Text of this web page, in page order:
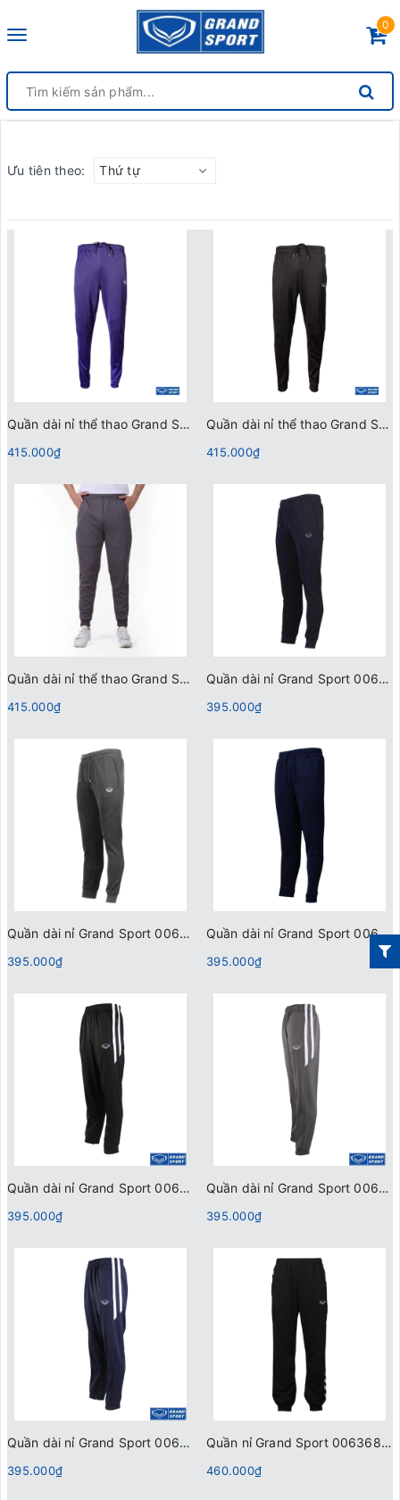
Toggle
0
Ưu tiên theo: Thứ tự
Quần dài nỉ thể thao Grand Sport 006000 Xanh Đen
415.000₫
Quần dài nỉ thể thao Grand Sport 006000 Đen
415.000₫
Quần dài nỉ thể thao Grand Sport 006215 - Xám
415.000₫
Quần dài nỉ Grand Sport 006204 Đen
395.000₫
Quần dài nỉ Grand Sport 006204 Xám
395.000₫
Quần dài nỉ Grand Sport 006204 Xanh Đen
395.000₫
Quần dài nỉ Grand Sport 006373 Đen
395.000₫
Quần dài nỉ Grand Sport 006373 Xám
395.000₫
Quần dài nỉ Grand Sport 006373 Xanh Đen
395.000₫
Quần nỉ Grand Sport 006368 Đen
460.000₫